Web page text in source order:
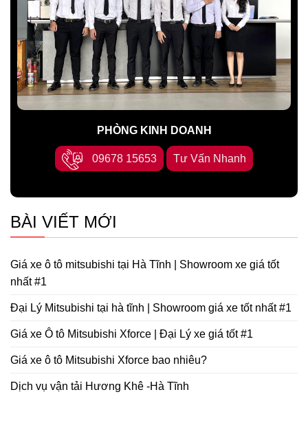
PHÒNG KINH DOANH
09678 15653 Tư Vấn Nhanh
BÀI VIẾT MỚI
Giá xe ô tô mitsubishi tại Hà Tĩnh | Showroom xe giá tốt
nhất #1
Đại Lý Mitsubishi tại hà tĩnh | Showroom giá xe tốt nhất #1
Giá xe Ô tô Mitsubishi Xforce | Đại Lý xe giá tốt #1
Giá xe ô tô Mitsubishi Xforce bao nhiêu?
Dịch vụ vận tải Hương Khê -Hà Tĩnh